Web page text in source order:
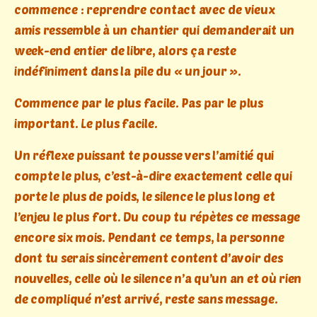
commence : reprendre contact avec de vieux
amis ressemble à un chantier qui demanderait un
week-end entier de libre, alors ça reste
indéfiniment dans la pile du « un jour ».
Commence par le plus facile. Pas par le plus
important. Le plus facile.
Un réflexe puissant te pousse vers l’amitié qui
compte le plus, c’est-à-dire exactement celle qui
porte le plus de poids, le silence le plus long et
l’enjeu le plus fort. Du coup tu répètes ce message
encore six mois. Pendant ce temps, la personne
dont tu serais sincèrement content d’avoir des
nouvelles, celle où le silence n’a qu’un an et où rien
de compliqué n’est arrivé, reste sans message.